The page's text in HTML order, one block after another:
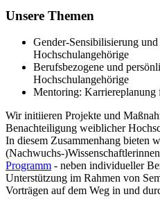
Unsere Themen
Gender-Sensibilisierung
Hochschulangehörige
Berufsbezogene und
Hochschulangehörige
Mentoring: Karriereplanung
Wir initiieren Projekte und
Benachteiligung weiblicher
In diesem Zusammenhang bieten
(Nachwuchs-
Programm - neben individueller
Unterstützung im Rahmen von
Vorträgen auf dem Weg in und